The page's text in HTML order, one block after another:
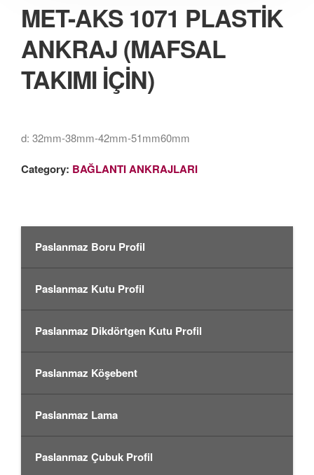
MET-AKS 1071 PLASTİK
ANKRAJ (MAFSAL
TAKIMI İÇİN)
d: 32mm-38mm-42mm-51mm60mm
Category: BAĞLANTI ANKRAJLARI
Paslanmaz Boru Profil
Paslanmaz Kutu Profil
Paslanmaz Dikdörtgen Kutu Profil
Paslanmaz Köşebent
Paslanmaz Lama
Paslanmaz Çubuk Profil